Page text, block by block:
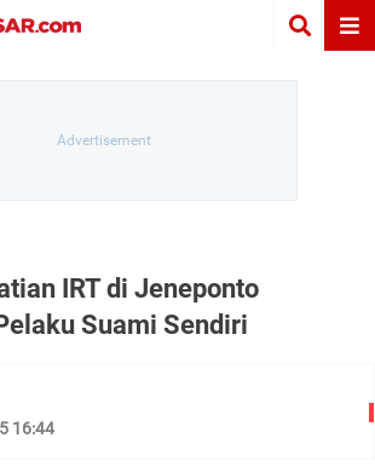
IRT di Jeneponto
Suami Sendiri
16:44